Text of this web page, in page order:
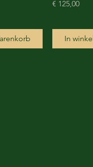
Prijs
€ 125,00
In